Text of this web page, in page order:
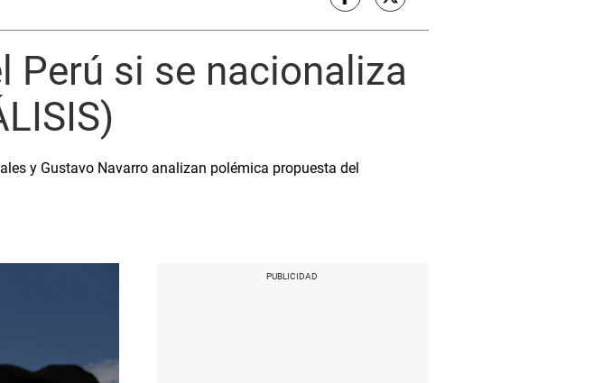
Perú si se nacionaliza
y Gustavo Navarro analizan polémica propuesta del